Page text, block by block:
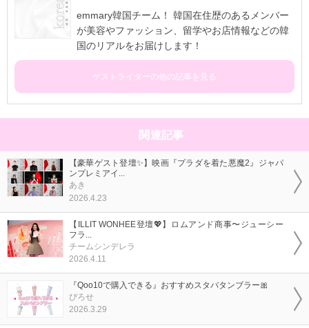
emmary韓国チーム！ 韓国在住歴のあるメンバー
が美容やファッション、留学やお店情報などの韓
国のリアルをお届けします！
ゲストライターの他の記事を見る
関連記事
【豪華ゲスト登壇✨】映画『プラダを着た悪魔2』ジャパ
ンプレミアイ...
あき
2026.4.23
【ILLIT WONHEE登壇💖】ロムアンド商事〜ジューシー
フラ...
チームシンデレラ
2026.4.11
『Qoo10で購入できる』おすすめスタバタンブラー🎀
ぴろせ
2026.3.29